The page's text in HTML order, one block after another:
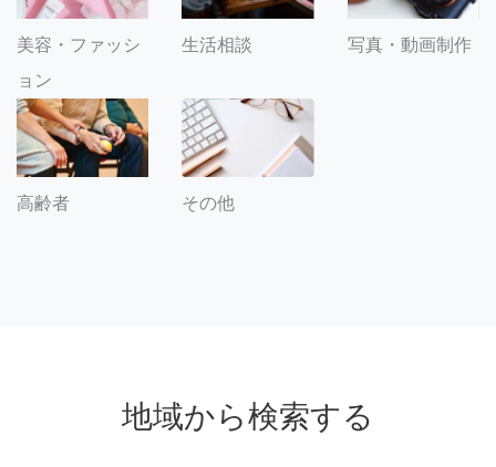
美容・ファッシ
ョン
生活相談 写真・動画制作
高齢者 その他
地域から検索する